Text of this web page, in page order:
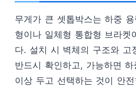
무게가 큰 셋톱박스는 하중
형이나 일체형 통합형 브라켓
다. 설치 시 벽체의 구조와 고
반드시 확인하고, 가능하면
이상 두고 선택하는 것이 안전